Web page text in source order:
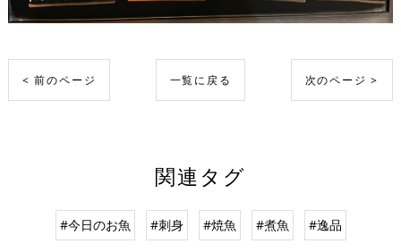
< 前のページ 一覧に戻る 次のページ >
関連タグ
#今日のお魚 #刺身 #焼魚 #煮魚 #逸品